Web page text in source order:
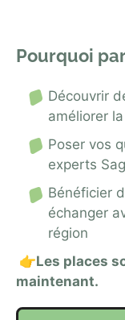
Pourquoi
Découvrir
améliorer
Poser vos
experts
Bénéficier
échanger
région
👉Les places
maintenant.